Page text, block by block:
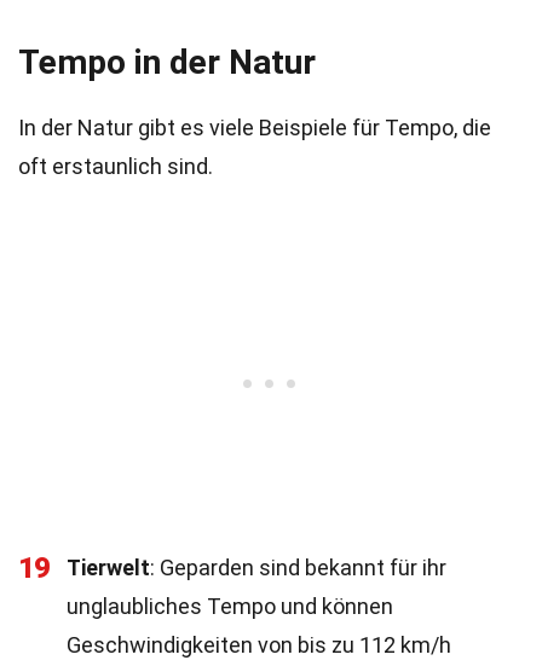
Tempo in der Natur
In der Natur gibt es viele Beispiele für Tempo, die
oft erstaunlich sind.
19 Tierwelt: Geparden sind bekannt für ihr
unglaubliches Tempo und können
Geschwindigkeiten von bis zu 112 km/h